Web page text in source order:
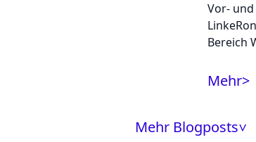
Vor- und
Bereich
Mehr>
Mehr Blogposts>